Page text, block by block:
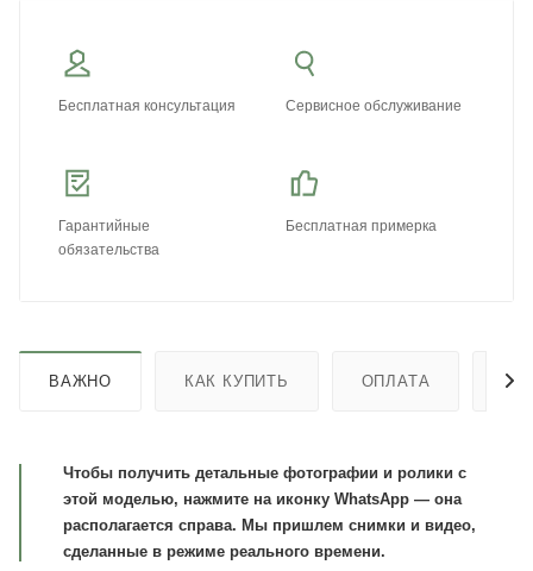
Бесплатная консультация Сервисное обслуживание
Гарантийные
обязательства
Бесплатная примерка
ВАЖНО КАК КУПИТЬ ОПЛАТА
Чтобы получить детальные фотографии и ролики с
этой моделью, нажмите на иконку WhatsApp — она
располагается справа. Мы пришлем снимки и видео,
сделанные в режиме реального времени.